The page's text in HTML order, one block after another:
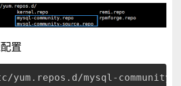
置
yum.repos.d/mysql-